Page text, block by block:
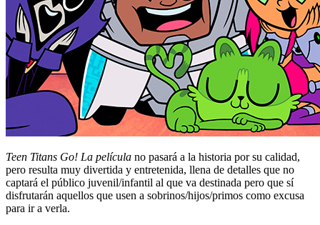
Teen Titans Go! La película no pasará a la historia por su calidad,
pero resulta muy divertida y entretenida, llena de detalles que no
captará el público juvenil/infantil al que va destinada pero que sí
disfrutarán aquellos que usen a sobrinos/hijos/primos como excusa
para ir a verla.